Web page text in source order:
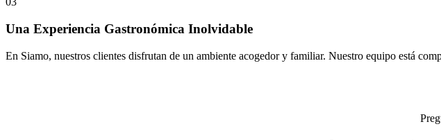
Una Experiencia Gastronómica Inolvidable
En Siamo, nuestros clientes disfrutan de un ambiente acogedor y familiar. Nuestro equipo está